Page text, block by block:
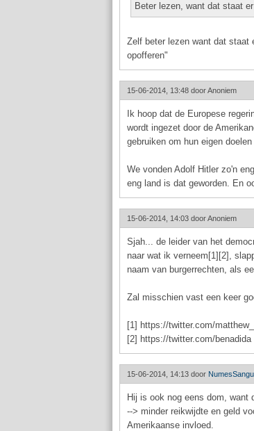
Beter lezen, want dat staat
Zelf beter lezen want dat staat
opofferen"
15-06-2014, 13:48 doorAnoniem
Ik hoop dat de Europese
wordt ingezet door de
gebruiken om hun eigen
We vonden Adolf Hitler zo'n
eng land is dat geworden. En
15-06-2014, 14:03 doorAnoniem
Sjah... de leider van het
naar wat ik verneem[1][2],
naam van burgerrechten, als
Zal misschien vast een keer
[1] https://twitter.com/
[2] https://twitter.com/benadida
15-06-2014, 14:13 door
Hij is ook nog eens dom, want
--> minder reikwijdte en geld
Amerikaanse invloed.